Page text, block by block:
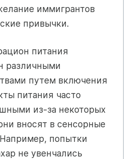
иммигрантов
привычки.
питания
различными
путем включения
питания часто
из-за некоторых
вносят в сенсорные
попытки
не увенчались